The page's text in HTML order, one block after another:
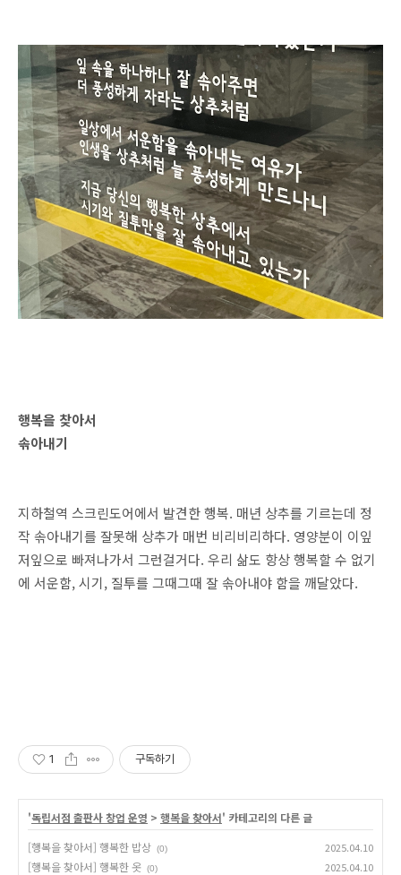
행복을 찾아서
솎아내기
지하철역 스크린도어에서 발견한 행복. 매년 상추를 기르는데 정
작 솎아내기를 잘못해 상추가 매번 비리비리하다. 영양분이 이잎
저잎으로 빠져나가서 그런걸거다. 우리 삶도 항상 행복할 수 없기
에 서운함, 시기, 질투를 그때그때 잘 솎아내야 함을 깨달았다.
1 구독하기
'독립서점 출판사 창업 운영 > 행복을 찾아서' 카테고리의 다른 글
[행복을 찾아서] 행복한 밥상 (0) 2025.04.10
[행복을 찾아서] 행복한 옷 (0) 2025.04.10